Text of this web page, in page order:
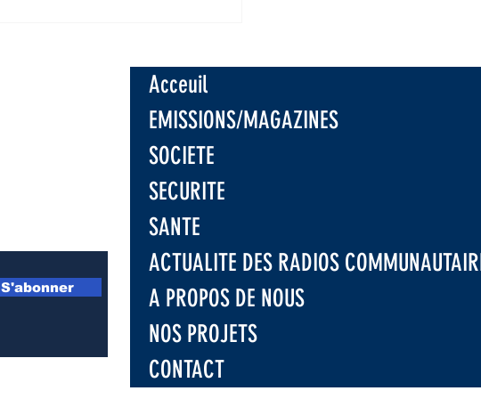
sensibilisations
radiophoniques sur la
propagation d'Ebola
S'abonner
Acceuil
EMISSIONS/MAGAZINES
SOCIETE
SECURITE
SANTE
ACTUALITE DES RADIOS
A PROPOS DE NOUS
NOS PROJETS
CONTACT